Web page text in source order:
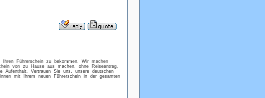
Führerschein zu bekommen. Wir machen
von zu Hause aus machen, ohne Reiseantrag,
Aufenthalt. Vertrauen Sie uns, unsere deutschen
mit Ihrem neuen Führerschein in der gesamten